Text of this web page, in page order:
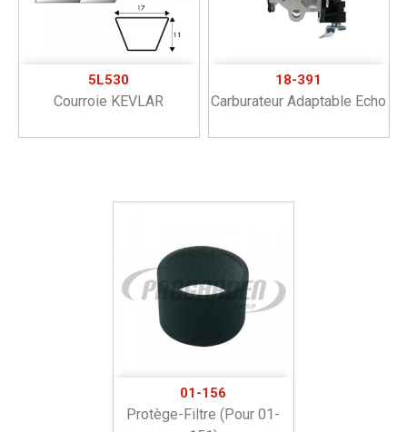
5L530
Courroie KEVLAR
18-391
Carburateur Adaptable Echo
01-156
Protège-Filtre (pour 01-